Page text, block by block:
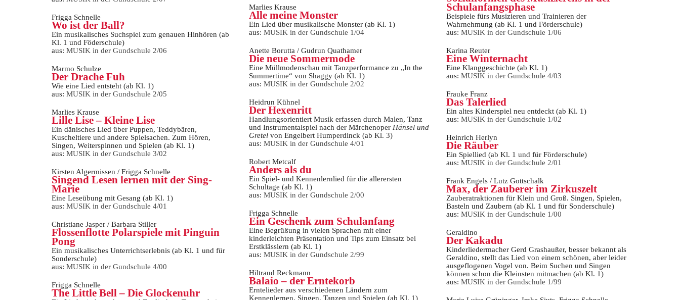
Frigga Schnelle
Wo ist der Ball?
Ein musikalisches Suchspiel zum genauen Hinhören (ab
Kl. 1 und Föderschule)
aus: MUSIK in der Gundschule 2/06
Marmo Schulze
Der Drache Fuh
Wie eine Lied entsteht (ab Kl. 1)
aus: MUSIK in der Gundschule 2/05
Marlies Krause
Lille Lise – Kleine Lise
Ein dänisches Lied über Puppen, Teddybären,
Kuscheltiere und andere Spielsachen. Zum Hören,
Singen, Weiterspinnen und Spielen (ab Kl. 1)
aus: MUSIK in der Gundschule 3/02
Kirsten Algermissen / Frigga Schnelle
Singend Lesen lernen mit der Sing-
Marie
Eine Leseübung mit Gesang (ab Kl. 1)
aus: MUSIK in der Gundschule 4/01
Christiane Jasper / Barbara Stiller
Flossenflotte Polarspiele mit Pinguin
Pong
Ein musikalisches Unterrichtserlebnis (ab Kl. 1 und für
Sonderschule)
aus: MUSIK in der Gundschule 4/00
Frigga Schnelle
The Little Bell – Die Glockenuhr
Marlies Krause
Alle meine Monster
Ein Lied über musikalische Monster (ab Kl. 1)
aus: MUSIK in der Gundschule 1/04
Anette Borutta / Gudrun Quathamer
Die neue Sommermode
Eine Müllmodenschau mit Tanzperformance zu „In the
Summertime“ von Shaggy (ab Kl. 1)
aus: MUSIK in der Gundschule 2/02
Heidrun Kühnel
Der Hexenritt
Handlungsorientiert Musik erfassen durch Malen, Tanz
und Instrumentalspiel nach der Märchenoper Hänsel und
Gretel von Engelbert Humperdinck (ab Kl. 3)
aus: MUSIK in der Gundschule 4/01
Robert Metcalf
Anders als du
Ein Spiel- und Kennenlernlied für die allerersten
Schultage (ab Kl. 1)
aus: MUSIK in der Gundschule 2/00
Frigga Schnelle
Ein Geschenk zum Schulanfang
Eine Begrüßung in vielen Sprachen mit einer
kinderleichten Präsentation und Tips zum Einsatz bei
Erstklässlern (ab Kl. 1)
aus: MUSIK in der Gundschule 2/99
Hiltraud Reckmann
Balaio – der Erntekorb
Erntelieder aus verschiedenen Ländern zum
Kennenlernen, Singen, Tanzen und Spielen (ab Kl. 1)
Schulanfangsphase
Beispiele fürs Musizieren und Trainieren der
Wahrnehmung (ab Kl. 1 und Förderschule)
aus: MUSIK in der Gundschule 1/06
Karina Reuter
Eine Winternacht
Eine Klanggeschichte (ab Kl. 1)
aus: MUSIK in der Gundschule 4/03
Frauke Franz
Das Talerlied
Ein altes Kinderspiel neu entdeckt (ab Kl. 1)
aus: MUSIK in der Gundschule 1/02
Heinrich Herlyn
Die Räuber
Ein Spiellied (ab Kl. 1 und für Förderschule)
aus: MUSIK in der Gundschule 2/01
Frank Engels / Lutz Gottschalk
Max, der Zauberer im Zirkuszelt
Zauberatraktionen für Klein und Groß. Singen, Spielen,
Basteln und Zaubern (ab Kl. 1 und für Sonderschule)
aus: MUSIK in der Gundschule 1/00
Geraldino
Der Kakadu
Kinderliedermacher Gerd Grashaußer, besser bekannt als
Geraldino, stellt das Lied von einem schönen, aber leider
ausgeflogenen Vogel von. Beim Suchen und Singen
können schon die Kleinsten mitmachen (ab Kl. 1)
aus: MUSIK in der Gundschule 1/99